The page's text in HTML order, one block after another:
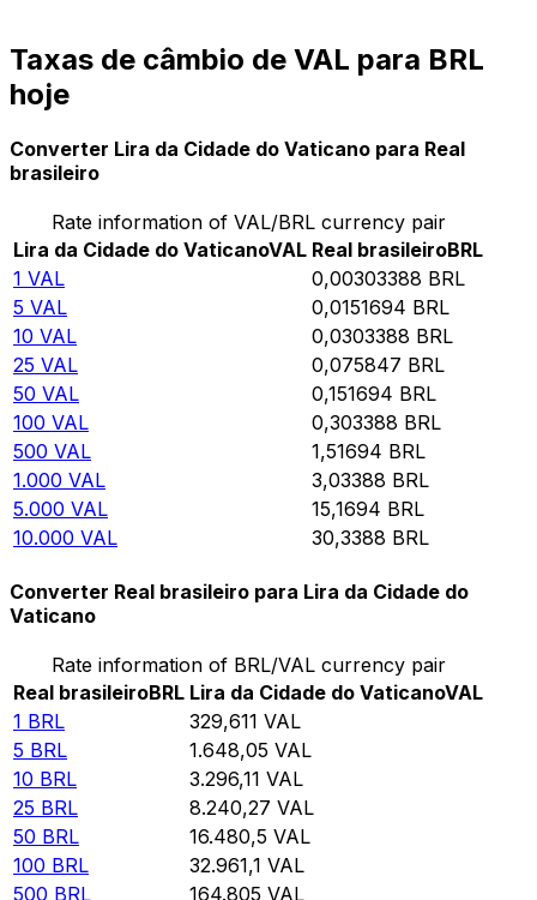
Taxas de câmbio de VAL para BRL
hoje
Converter Lira da Cidade do Vaticano para Real
brasileiro
Rate information of VAL/BRL currency pair
Lira da Cidade do VaticanoVAL Real brasileiroBRL
1 VAL 0,00303388 BRL
5 VAL 0,0151694 BRL
10 VAL 0,0303388 BRL
25 VAL 0,075847 BRL
50 VAL 0,151694 BRL
100 VAL 0,303388 BRL
500 VAL 1,51694 BRL
1.000 VAL 3,03388 BRL
5.000 VAL 15,1694 BRL
10.000 VAL 30,3388 BRL
Converter Real brasileiro para Lira da Cidade do
Vaticano
Rate information of BRL/VAL currency pair
Real brasileiroBRL Lira da Cidade do VaticanoVAL
1 BRL 329,611 VAL
5 BRL 1.648,05 VAL
10 BRL 3.296,11 VAL
25 BRL 8.240,27 VAL
50 BRL 16.480,5 VAL
100 BRL 32.961,1 VAL
500 BRL 164.805 VAL